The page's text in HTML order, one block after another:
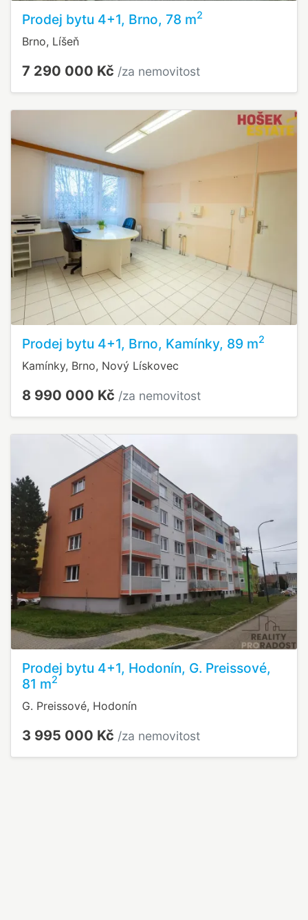
Prodej bytu 4+1, Brno, 78 m2
Brno, Líšeň
7 290 000 Kč /za nemovitost
Prodej bytu 4+1, Brno, Kamínky, 89 m2
Kamínky, Brno, Nový Lískovec
8 990 000 Kč /za nemovitost
Prodej bytu 4+1, Hodonín, G. Preissové,
81 m2
G. Preissové, Hodonín
3 995 000 Kč /za nemovitost